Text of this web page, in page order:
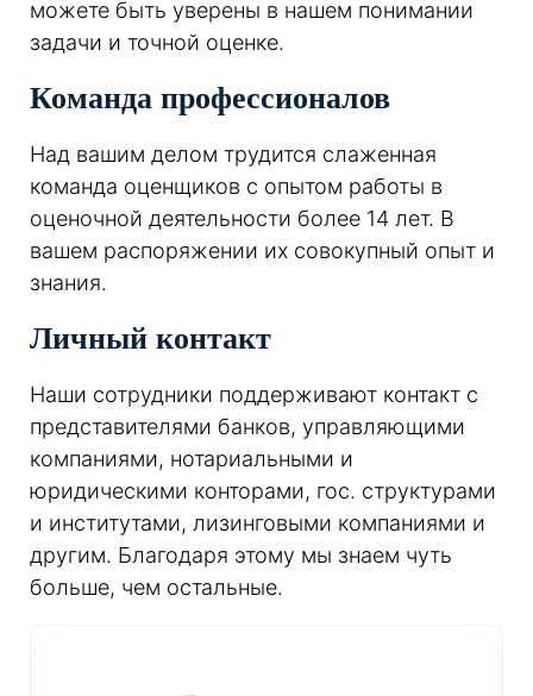
можете быть уверены в нашем понимании
задачи и точной оценке.
Команда профессионалов
Над вашим делом трудится слаженная
команда оценщиков с опытом работы в
оценочной деятельности более 14 лет. В
вашем распоряжении их совокупный опыт и
знания.
Личный контакт
Наши сотрудники поддерживают контакт с
представителями банков, управляющими
компаниями, нотариальными и
юридическими конторами, гос. структурами
и институтами, лизинговыми компаниями и
другим. Благодаря этому мы знаем чуть
больше, чем остальные.